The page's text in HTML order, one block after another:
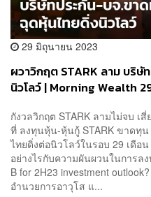
29 มิถุนายน 2023
ผวาวิกฤต STARK ลาม บริ
นิวโลว์ | Morning Wealth
กังวลวิกฤต STARK ลามไม่จบ เ
ที่ ลงทุนหุ้น-หุ้นกู้ STARK ขาดทุ
ไทยดิ่งต่อนิวโลว์ในรอบ 29 เดือ
อย่างไรกับความผันผวนในการล
B for 2H23 investment
อำนวยการอาวุโส แ...